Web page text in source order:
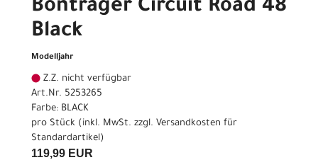
Bontrager Circuit Road 48
Black
Modelljahr
Z.Z. nicht verfügbar
Art.Nr. 5253265
Farbe: BLACK
pro Stück (inkl. MwSt. zzgl. Versandkosten für
Standardartikel)
119,99 EUR